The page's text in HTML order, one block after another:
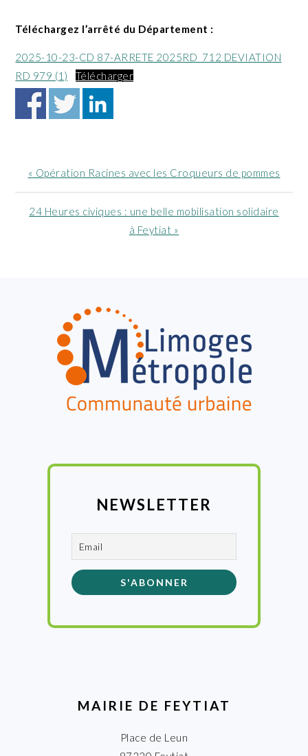
Téléchargez l’arrêté du Département :
2025-10-23-CD 87-ARRETE 2025RD_712 DEVIATION
RD 979 (1)
Télécharger
Article
précédent
:
« Opération Racines avec les Croqueurs de pommes
Article
24 Heures civiques : une belle mobilisation solidaire
à Feytiat »
NEWSLETTER
MAIRIE DE FEYTIAT
Place de Leun